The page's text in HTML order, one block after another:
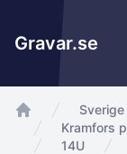
Gravar.se
app.Start
Sverige
Kramfors
14U